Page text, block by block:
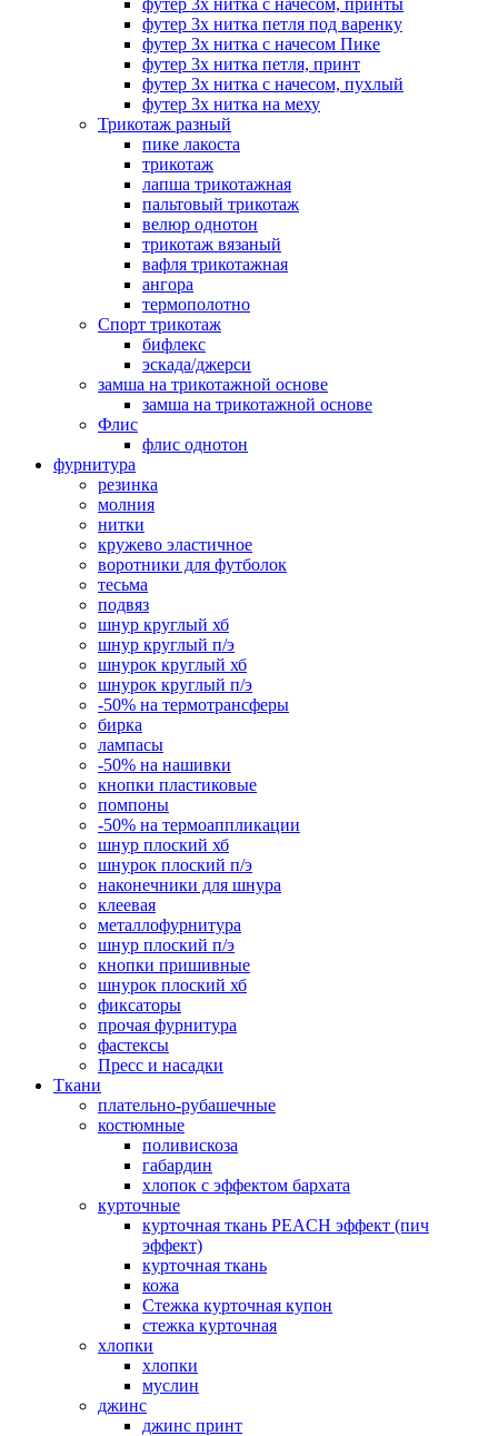
футер 3х нитка с начесом, принты
футер 3х нитка петля под варенку
футер 3х нитка с начесом Пике
футер 3х нитка петля, принт
футер 3х нитка с начесом, пухлый
футер 3х нитка на меху
Трикотаж разный
пике лакоста
трикотаж
лапша трикотажная
пальтовый трикотаж
велюр однотон
трикотаж вязаный
вафля трикотажная
ангора
термополотно
Спорт трикотаж
бифлекс
эскада/джерси
замша на трикотажной основе
замша на трикотажной основе
Флис
флис однотон
фурнитура
резинка
молния
нитки
кружево эластичное
воротники для футболок
тесьма
подвяз
шнур круглый хб
шнур круглый п/э
шнурок круглый хб
шнурок круглый п/э
-50% на термотрансферы
бирка
лампасы
-50% на нашивки
кнопки пластиковые
помпоны
-50% на термоаппликации
шнур плоский хб
шнурок плоский п/э
наконечники для шнура
клеевая
металлофурнитура
шнур плоский п/э
кнопки пришивные
шнурок плоский хб
фиксаторы
прочая фурнитура
фастексы
Пресс и насадки
Ткани
плательно-рубашечные
костюмные
поливискоза
габардин
хлопок с эффектом бархата
курточные
курточная ткань PEACH эффект (пич
эффект)
курточная ткань
кожа
Стежка курточная купон
стежка курточная
хлопки
хлопки
муслин
джинс
джинс принт